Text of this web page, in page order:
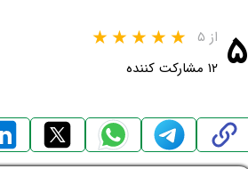
۵ از ۵
۱۲ مشارکت کننده